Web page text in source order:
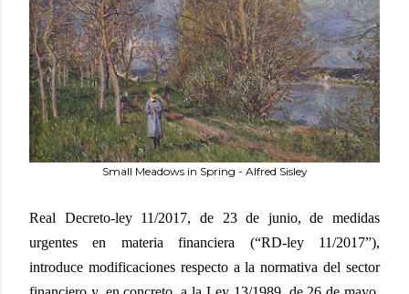
Small Meadows in Spring - Alfred Sisley
Real Decreto-ley 11/2017, de 23 de junio, de medidas
urgentes en materia financiera (“RD-ley 11/2017”),
introduce modificaciones respecto a la normativa del sector